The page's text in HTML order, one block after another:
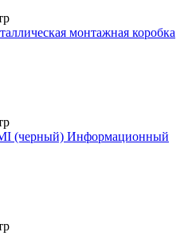
монтажная коробка
(черный) Информационный